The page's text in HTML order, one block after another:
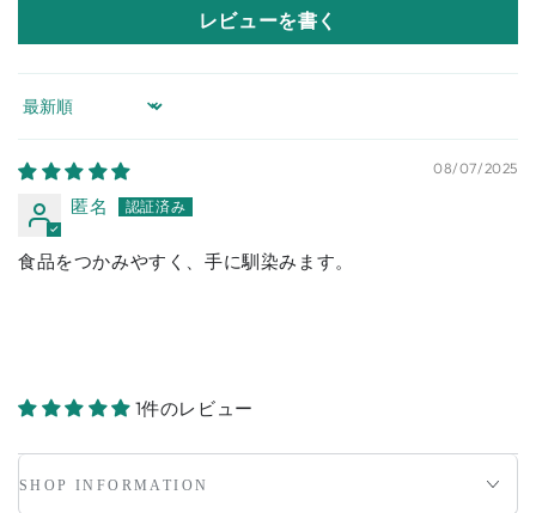
レビューを書く
Sort by
08/07/2025
匿名
食品をつかみやすく、手に馴染みます。
1件のレビュー
SHOP INFORMATION